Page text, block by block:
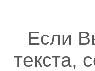
Если
текста,